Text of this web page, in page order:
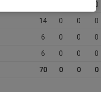
0
14 0 0 0
6 0 0 0
6 0 0 0
70 0 0 0